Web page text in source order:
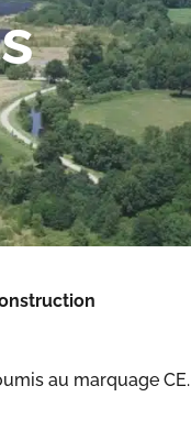
au marquage CE.